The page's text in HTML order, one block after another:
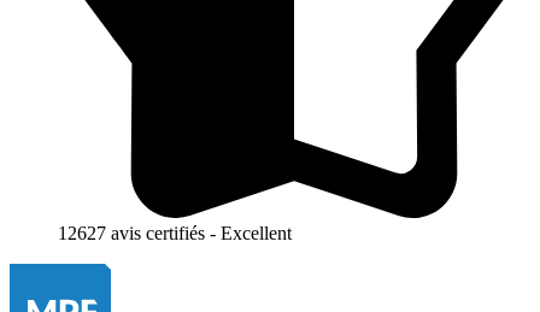
12627 avis certifiés - Excellent